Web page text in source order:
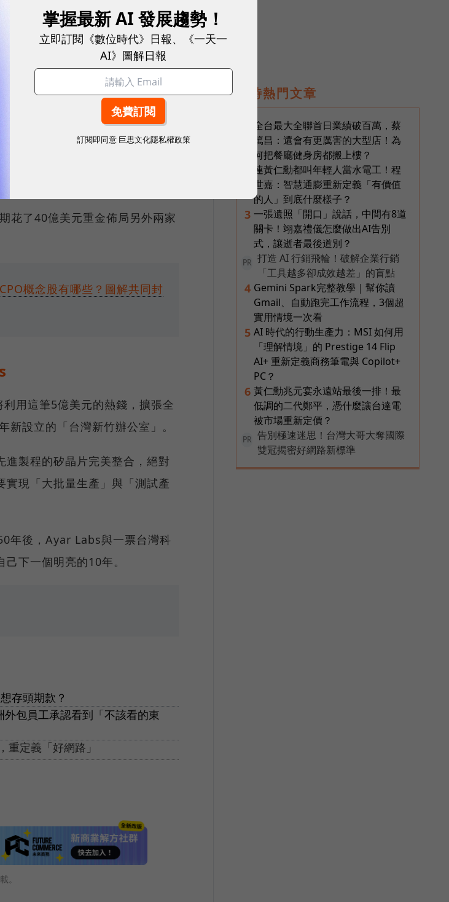
。
，聯發科與世芯作為「新同
如Neuberger Berman所強調
化ASIC設計生態系中的戰略結
Ayar Labs光學技術奧援的聯
花了40億美元重金佈局另外兩家
概念股有哪些？圖解共同封
用這筆5億美元的熱錢，擴張全
設立的「台灣新竹辦公室」。
製程的矽晶片完美整合，絕對
現「大批量生產」與「測試產
年後，Ayar Labs與一票台灣科
下一個明亮的10年。
存頭期款？
包員工承認看到「不該看的東
重定義「好網路」
。
即時熱門文章
全台最大全聯首日業績破百萬，蔡
篤昌：還會有更厲害的大型店！為
何把餐廳健身房都搬上樓？
連黃仁勳都叫年輕人當水電工！程
世嘉：智慧通膨重新定義「有價值
的人」到底什麼樣子？
3 一張遺照「開口」說話，中間有8道
關卡！翊嘉禮儀怎麼做出AI告別
式，讓逝者最後道別？
PR
打造 AI 行銷飛輪！破解企業行銷
「工具越多卻成效越差」的盲點
4 Gemini Spark完整教學｜幫你讀
Gmail、自動跑完工作流程，3個超
實用情境一次看
5 AI 時代的行動生產力：MSI 如何用
「理解情境」的 Prestige 14 Flip
AI+ 重新定義商務筆電與 Copilot+
PC？
6 黃仁勳兆元宴永遠站最後一排！最
低調的二代鄭平，憑什麼讓台達電
被市場重新定價？
PR
告別極速迷思！台灣大哥大奪國際
雙冠揭密好網路新標準
掌握最新 AI 發展趨勢！
立即訂閱《數位時代》日報、《一天一
AI》圖解日報
訂閱即同意 巨思文化隱私權政策